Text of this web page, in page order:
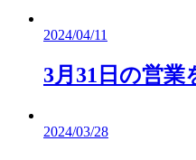
2024/04/11
3月31日の営
2024/03/28